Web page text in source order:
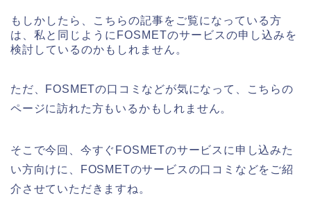
もしかしたら、こちらの記事をご覧になっている方
は、私と同じようにFOSMETのサービスの申し込みを
検討しているのかもしれません。
ただ、FOSMETの口コミなどが気になって、こちらの
ページに訪れた方もいるかもしれません。
そこで今回、今すぐFOSMETのサービスに申し込みた
い方向けに、FOSMETのサービスの口コミなどをご紹
介させていただきますね。